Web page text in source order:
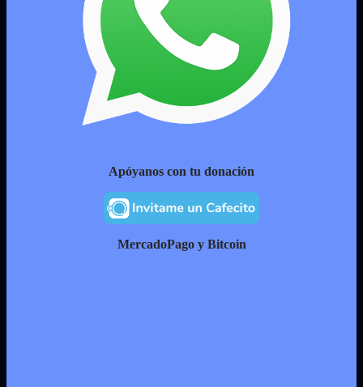
Apóyanos con tu donación
MercadoPago y Bitcoin